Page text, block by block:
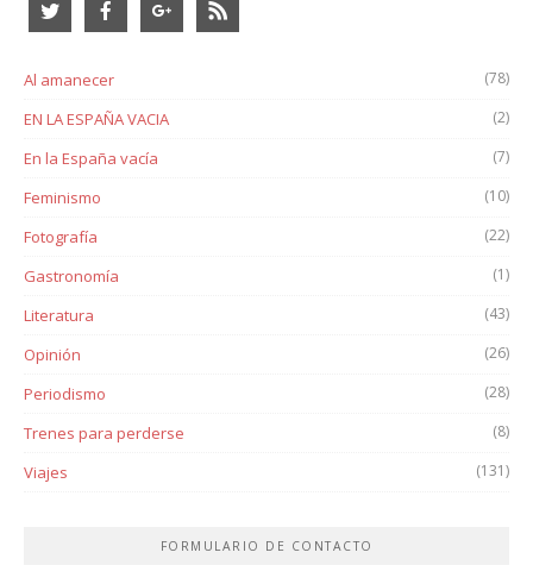
Al amanecer (78)
EN LA ESPAÑA VACIA (2)
En la España vacía (7)
Feminismo (10)
Fotografía (22)
Gastronomía (1)
Literatura (43)
Opinión (26)
Periodismo (28)
Trenes para perderse (8)
Viajes (131)
FORMULARIO DE CONTACTO